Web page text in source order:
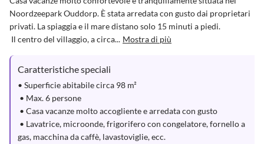
Noordzeepark Ouddorp. È stata arredata con gusto dai proprietari
privati. La spiaggia e il mare distano solo 15 minuti a piedi.
Il centro del villaggio, a circa... Mostra di più
Caratteristiche speciali
• Superficie abitabile circa 98 m²
gas, macchina da caffè, lavastoviglie, ecc.